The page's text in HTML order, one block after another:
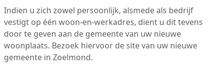
Indien u zich zowel persoonlijk, alsmede als bedrijf
vestigt op één woon-en-werkadres, dient u dit tevens
door te geven aan de gemeente van uw nieuwe
woonplaats. Bezoek hiervoor de site van uw nieuwe
gemeente in Zoelmond.